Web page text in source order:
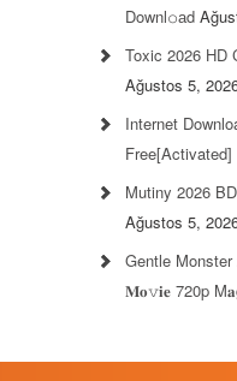
Downl𝚘аd
Toxic 2026 HD
Ağustos 5,
Internet
Mutiny 2026
Ağustos 5,
Gentle Monster
𝐌𝐨𝚟𝐢𝐞 720p